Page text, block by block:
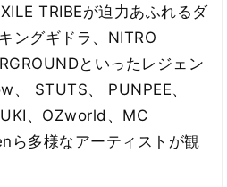
TRIBEが迫力あふれるダ
ングギドラ、NITRO
といったレジェン
、 STUTS、 PUNPEE、
、OZworld、MC
ら多様なアーティストが観